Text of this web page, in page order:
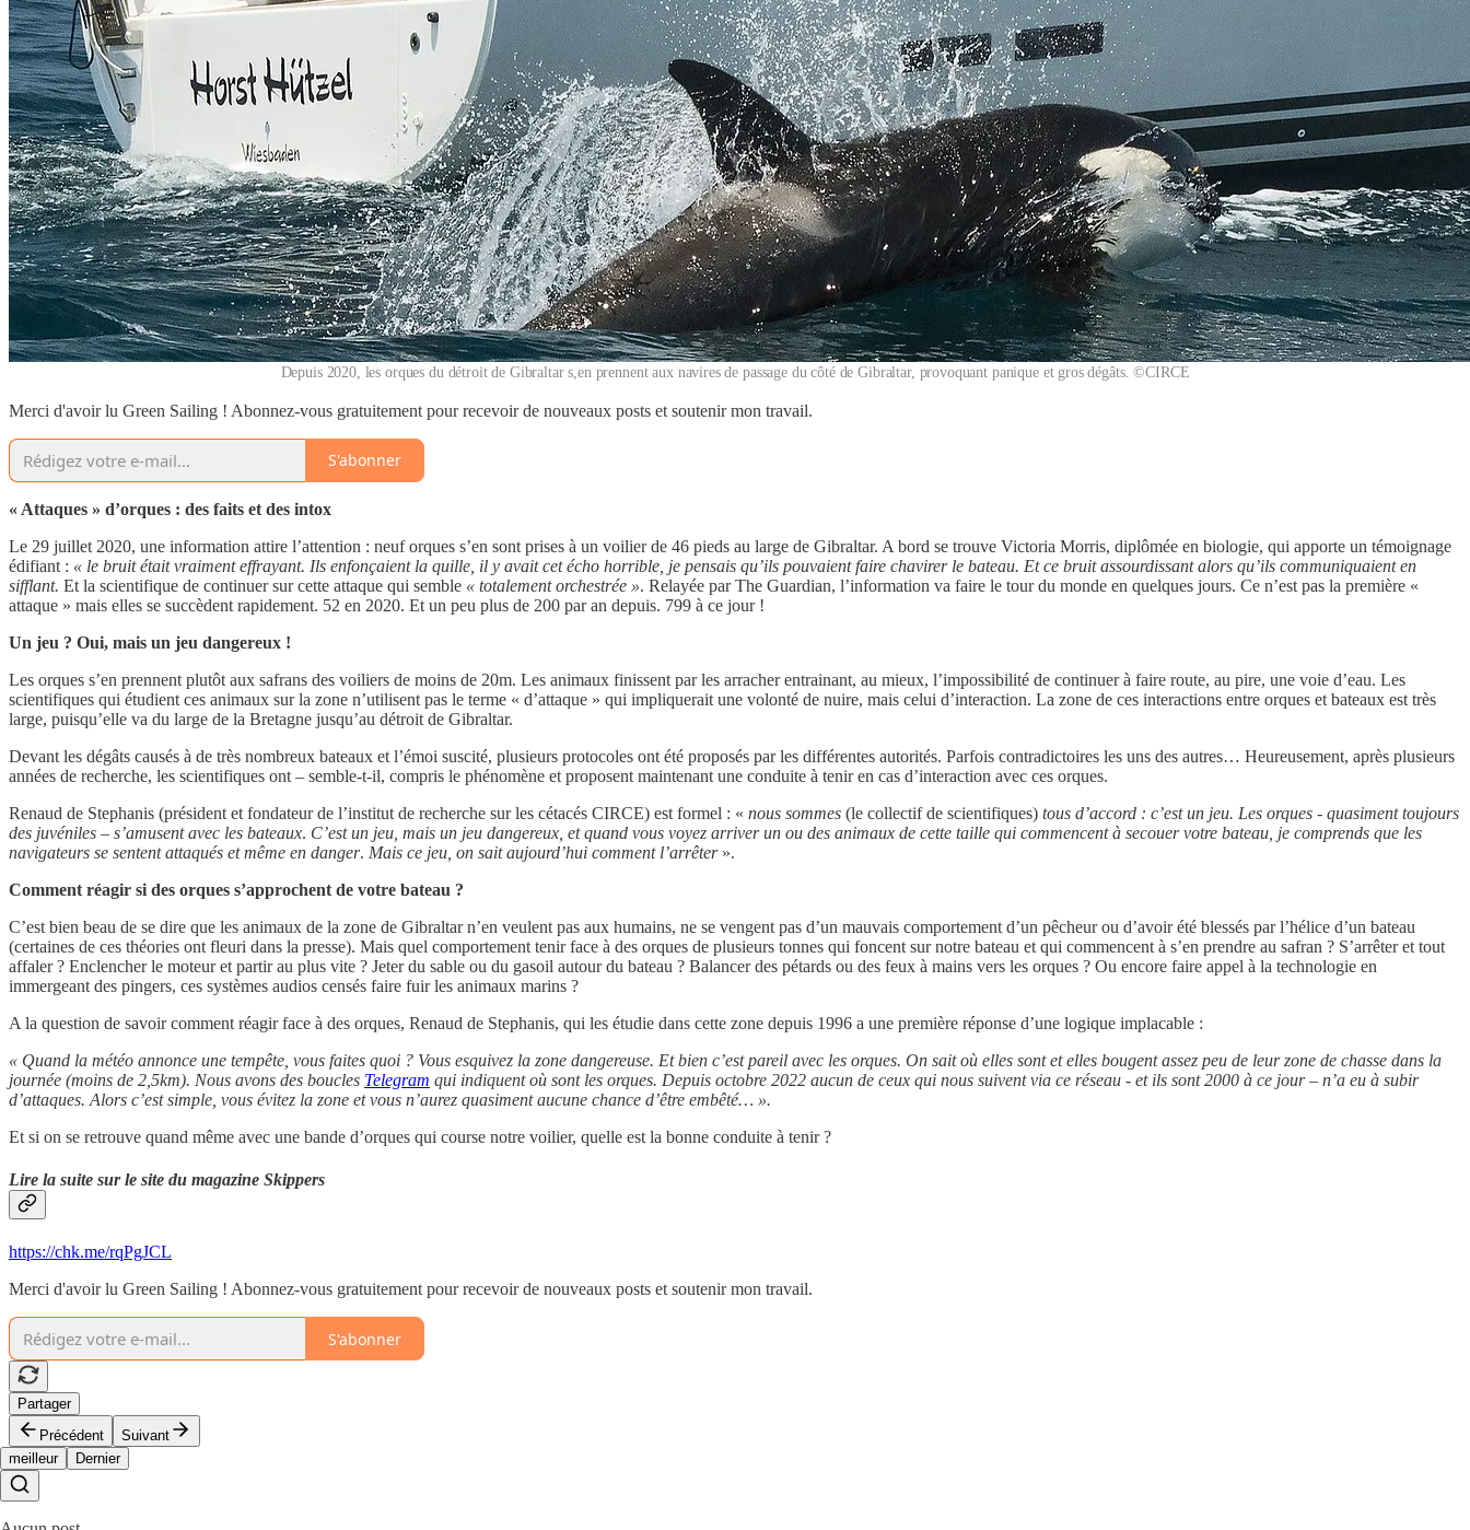
Depuis 2020, les orques du détroit de Gibraltar s,en prennent aux navires de passage du côté de Gibraltar, provoquant panique et gros dégâts. ©CIRCE
Merci d'avoir lu Green Sailing ! Abonnez-vous gratuitement pour recevoir de nouveaux posts et soutenir mon travail.
S'abonner
« Attaques » d’orques : des faits et des intox
Le 29 juillet 2020, une information attire l’attention : neuf orques s’en sont prises à un voilier de 46 pieds au large de Gibraltar. A bord se trouve Victoria Morris, diplômée en biologie, qui apporte un témoignage
édifiant : « le bruit était vraiment effrayant. Ils enfonçaient la quille, il y avait cet écho horrible, je pensais qu’ils pouvaient faire chavirer le bateau. Et ce bruit assourdissant alors qu’ils communiquaient en
sifflant. Et la scientifique de continuer sur cette attaque qui semble « totalement orchestrée ». Relayée par The Guardian, l’information va faire le tour du monde en quelques jours. Ce n’est pas la première «
attaque » mais elles se succèdent rapidement. 52 en 2020. Et un peu plus de 200 par an depuis. 799 à ce jour !
Un jeu ? Oui, mais un jeu dangereux !
Les orques s’en prennent plutôt aux safrans des voiliers de moins de 20m. Les animaux finissent par les arracher entrainant, au mieux, l’impossibilité de continuer à faire route, au pire, une voie d’eau. Les
scientifiques qui étudient ces animaux sur la zone n’utilisent pas le terme « d’attaque » qui impliquerait une volonté de nuire, mais celui d’interaction. La zone de ces interactions entre orques et bateaux est très
large, puisqu’elle va du large de la Bretagne jusqu’au détroit de Gibraltar.
Devant les dégâts causés à de très nombreux bateaux et l’émoi suscité, plusieurs protocoles ont été proposés par les différentes autorités. Parfois contradictoires les uns des autres… Heureusement, après plusieurs
années de recherche, les scientifiques ont – semble-t-il, compris le phénomène et proposent maintenant une conduite à tenir en cas d’interaction avec ces orques.
Renaud de Stephanis (président et fondateur de l’institut de recherche sur les cétacés CIRCE) est formel : « nous sommes (le collectif de scientifiques) tous d’accord : c’est un jeu. Les orques - quasiment toujours
des juvéniles – s’amusent avec les bateaux. C’est un jeu, mais un jeu dangereux, et quand vous voyez arriver un ou des animaux de cette taille qui commencent à secouer votre bateau, je comprends que les
navigateurs se sentent attaqués et même en danger. Mais ce jeu, on sait aujourd’hui comment l’arrêter».
Comment réagir si des orques s’approchent de votre bateau ?
C’est bien beau de se dire que les animaux de la zone de Gibraltar n’en veulent pas aux humains, ne se vengent pas d’un mauvais comportement d’un pêcheur ou d’avoir été blessés par l’hélice d’un bateau
(certaines de ces théories ont fleuri dans la presse). Mais quel comportement tenir face à des orques de plusieurs tonnes qui foncent sur notre bateau et qui commencent à s’en prendre au safran ? S’arrêter et tout
affaler ? Enclencher le moteur et partir au plus vite ? Jeter du sable ou du gasoil autour du bateau ? Balancer des pétards ou des feux à mains vers les orques ? Ou encore faire appel à la technologie en
immergeant des pingers, ces systèmes audios censés faire fuir les animaux marins ?
A la question de savoir comment réagir face à des orques, Renaud de Stephanis, qui les étudie dans cette zone depuis 1996 a une première réponse d’une logique implacable :
« Quand la météo annonce une tempête, vous faites quoi ? Vous esquivez la zone dangereuse. Et bien c’est pareil avec les orques. On sait où elles sont et elles bougent assez peu de leur zone de chasse dans la
journée (moins de 2,5km). Nous avons des boucles Telegram qui indiquent où sont les orques. Depuis octobre 2022 aucun de ceux qui nous suivent via ce réseau - et ils sont 2000 à ce jour – n’a eu à subir
d’attaques. Alors c’est simple, vous évitez la zone et vous n’aurez quasiment aucune chance d’être embêté… ».
Et si on se retrouve quand même avec une bande d’orques qui course notre voilier, quelle est la bonne conduite à tenir ?
Lire la suite sur le site du magazine Skippers
https://chk.me/rqPgJCL
Merci d'avoir lu Green Sailing ! Abonnez-vous gratuitement pour recevoir de nouveaux posts et soutenir mon travail.
S'abonner
Partager
Précédent
Suivant
meilleur
Dernier